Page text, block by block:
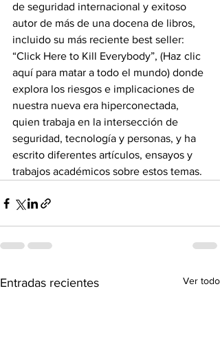
de seguridad internacional y exitoso
autor de más de una docena de libros,
incluido su más reciente best seller:
“Click Here to Kill Everybody”, (Haz clic
aquí para matar a todo el mundo) donde
explora los riesgos e implicaciones de
nuestra nueva era hiperconectada,
quien trabaja en la intersección de
seguridad, tecnología y personas, y ha
escrito diferentes artículos, ensayos y
trabajos académicos sobre estos temas.
Entradas recientes Ver todo